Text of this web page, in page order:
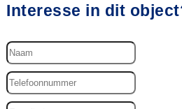
Interesse in dit